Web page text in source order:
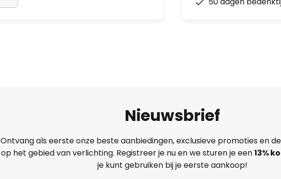
Nieuwsbrief
Ontvang als eerste onze beste aanbiedingen, exclusieve promoties en
op het gebied van verlichting. Registreer je nu en we sturen je een13%
je kunt gebruiken bij je eerste aankoop!